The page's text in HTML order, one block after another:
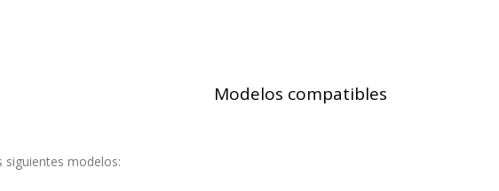
Modelos compatibles
modelos:
_ga, _gid, _evPromtCookies